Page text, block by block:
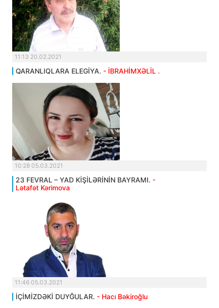
11:13 20.02.2021
QARANLIQLARA ELEGİYA. - İBRAHİMXƏLİL .
10:28 05.03.2021
23 FEVRAL – YAD KİŞİLƏRİNİN BAYRAMI. -
Lətafət Kərimova
11:46 05.03.2021
İÇİMİZDƏKİ DUYĞULAR. - Hacı Bəkiroğlu